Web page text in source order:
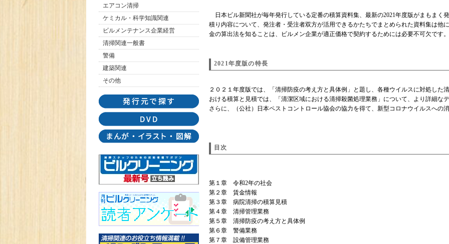
エアコン清掃
ケミカル・科学知識関連
ビルメンテナンス企業経営
清掃関連一般書
警備
建築関連
その他
日本ビル新聞社が毎年発行している定番の積算資料集、最新の2021年度版がまもまく
積り内容について、発注者・受注者双方が活用できるかたちでまとめられた資料集は他
金の算出法を知ることは、ビルメン企業が適正価格で契約するためには必要不可欠です。
2021年度版の特長
２０２１年度版では、「清掃防疫の考え方と具体例」と題し、各種ウイルスに対処した
おける積算と見積では、「清潔区域における清掃殺菌処理業務」について、より詳細な
さらに、（公社）日本ペストコントロール協会の協力を得て、新型コロナウイルスへの
目次
第１章 令和2年の社会
第２章 賃金情報
第３章 病院清掃の積算見積
第４章 清掃管理業務
第５章 清掃防疫の考え方と具体例
第６章 警備業務
第７章 設備管理業務